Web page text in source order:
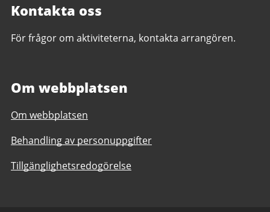
Kontakta oss
För frågor om aktiviteterna, kontakta arrangören.
Om webbplatsen
Om webbplatsen
Behandling av personuppgifter
Tillgänglighetsredogörelse